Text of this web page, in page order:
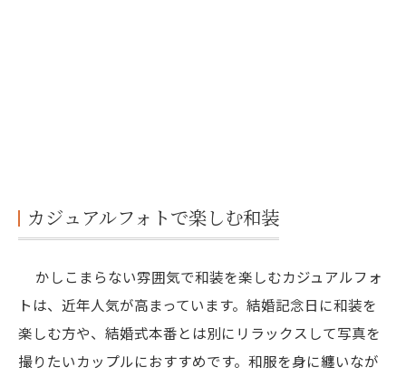
カジュアルフォトで楽しむ和装
かしこまらない雰囲気で和装を楽しむカジュアルフォ
トは、近年人気が高まっています。結婚記念日に和装を
楽しむ方や、結婚式本番とは別にリラックスして写真を
撮りたいカップルにおすすめです。和服を身に纏いなが